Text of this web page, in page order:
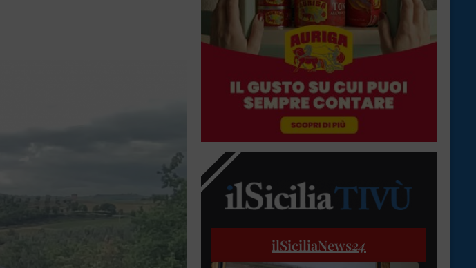
ilSiciliaNews24